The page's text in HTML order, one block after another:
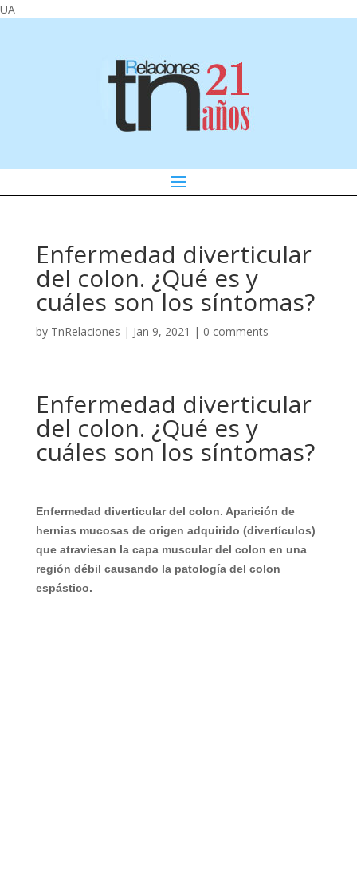
UA
Enfermedad diverticular
del colon. ¿Qué es y
cuáles son los síntomas?
by TnRelaciones | Jan 9, 2021 | 0 comments
Enfermedad diverticular
del colon. ¿Qué es y
cuáles son los síntomas?
Enfermedad diverticular del colon. Aparición de
hernias mucosas de origen adquirido (divertículos)
que atraviesan la capa muscular del colon en una
región débil causando la patología del colon
espástico.